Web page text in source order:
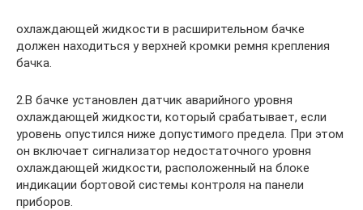
охлаждающей жидкости в расширительном бачке
должен находиться у верхней кромки ремня крепления
бачка.
2.В бачке установлен датчик аварийного уровня
охлаждающей жидкости, который срабатывает, если
уровень опустился ниже допустимого предела. При этом
он включает сигнализатор недостаточного уровня
охлаждающей жидкости, расположенный на блоке
индикации бортовой системы контроля на панели
приборов.